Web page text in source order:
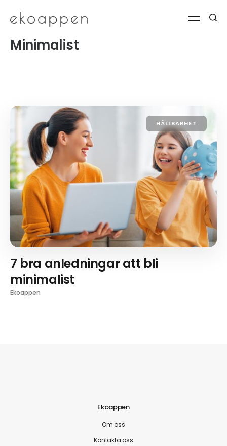
Minimalist
HÅLLBARHET
7 bra anledningar att bli
minimalist
Ekoappen
Ekoappen
Om oss
Kontakta oss